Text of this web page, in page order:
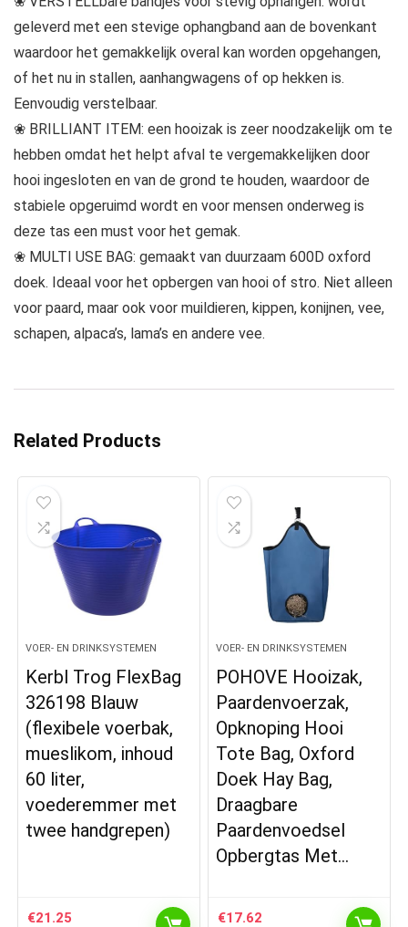
geleverd met een stevige ophangband aan de bovenkant
waardoor het gemakkelijk overal kan worden opgehangen,
of het nu in stallen, aanhangwagens of op hekken is.
Eenvoudig verstelbaar.
❀ BRILLIANT ITEM: een hooizak is zeer noodzakelijk om te
hebben omdat het helpt afval te vergemakkelijken door
hooi ingesloten en van de grond te houden, waardoor de
stabiele opgeruimd wordt en voor mensen onderweg is
deze tas een must voor het gemak.
❀ MULTI USE BAG: gemaakt van duurzaam 600D oxford
doek. Ideaal voor het opbergen van hooi of stro. Niet alleen
voor paard, maar ook voor muildieren, kippen, konijnen, vee,
schapen, alpaca’s, lama’s en andere vee.
Related Products
VOER- EN DRINKSYSTEMEN
Kerbl Trog FlexBag
326198 Blauw
(flexibele voerbak,
mueslikom, inhoud
60 liter,
voederemmer met
twee handgrepen)
€21.25
VOER- EN DRINKSYSTEMEN
POHOVE Hooizak,
Paardenvoerzak,
Opknoping Hooi
Tote Bag, Oxford
Doek Hay Bag,
Draagbare
Paardenvoedsel
Opbergtas Met…
€17.62